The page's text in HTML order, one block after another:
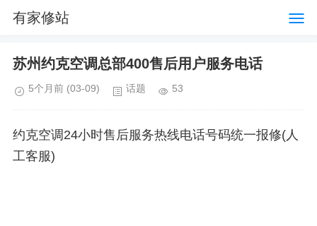
有家修站
苏州约克空调总部400售后用户服务电话
5个月前 (03-09) 话题 53
约克空调24小时售后服务热线电话号码统一报修(人
工客服)